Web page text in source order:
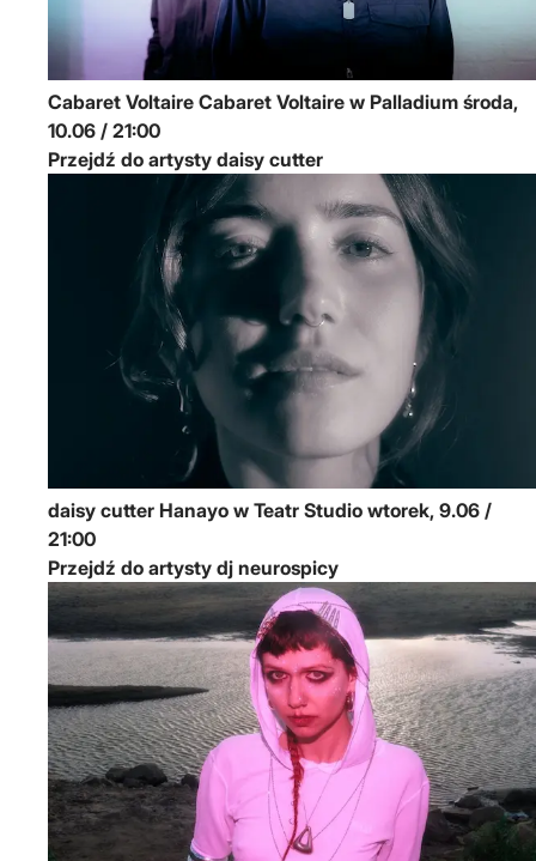
Cabaret Voltaire Cabaret Voltaire w Palladium środa,
10.06 / 21:00
Przejdź do artysty daisy cutter
daisy cutter Hanayo w Teatr Studio wtorek, 9.06 /
21:00
Przejdź do artysty dj neurospicy